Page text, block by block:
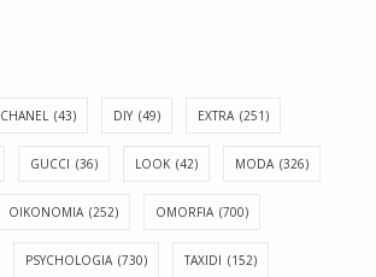
CHANEL (43) DIY (49) EXTRA (251)
GUCCI (36) LOOK (42) MODA (326)
OIKONOMIA (252) OMORFIA (700)
PSYCHOLOGIA (730) TAXIDI (152)